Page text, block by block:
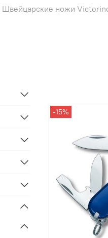
Швейцарские ножи
-15%